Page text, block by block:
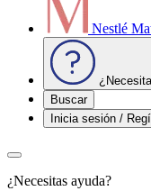
Nestlé
Buscar
Inicia sesión /
¿Necesitas ayuda?